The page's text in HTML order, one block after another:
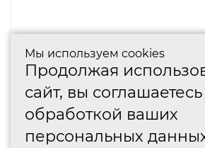
Мы используем cookies
Продолжая
сайт, вы соглашаетесь
обработкой ваших
персональных